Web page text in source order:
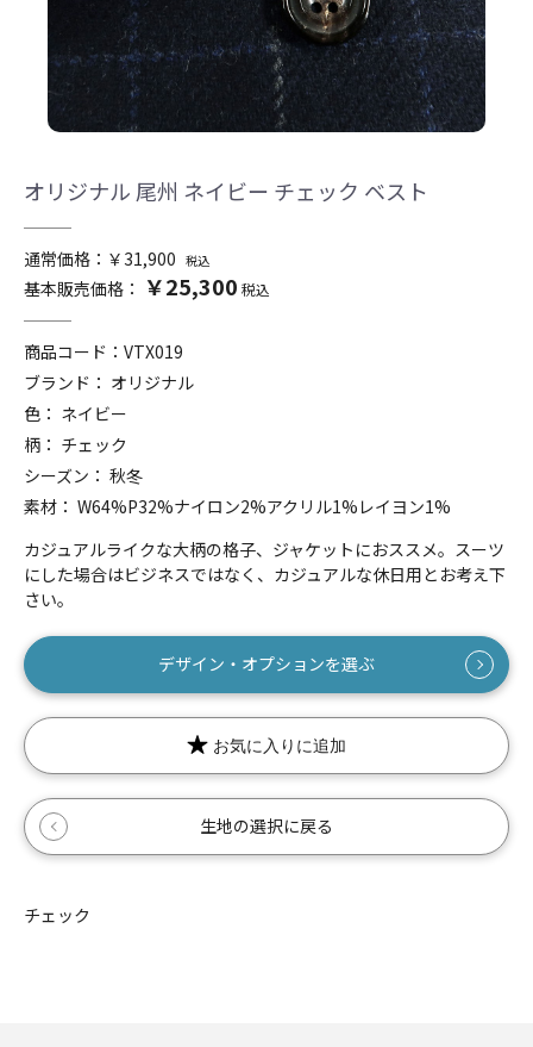
オリジナル 尾州 ネイビー チェック ベスト
通常価格：￥31,900 税込
基本販売価格： ￥25,300 税込
商品コード： VTX019
ブランド： オリジナル
色： ネイビー
柄： チェック
シーズン： 秋冬
素材： W64%P32%ナイロン2%アクリル1%レイヨン1%
カジュアルライクな大柄の格子、ジャケットにおススメ。スーツ
にした場合はビジネスではなく、カジュアルな休日用とお考え下
さい。
数量
デザイン・オプションを選ぶ
お気に入りに追加
生地の選択に戻る
チェック